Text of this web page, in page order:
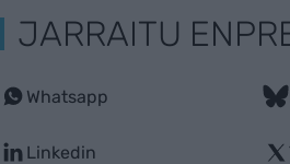
JARRAITU
Whatsapp
Linkedin